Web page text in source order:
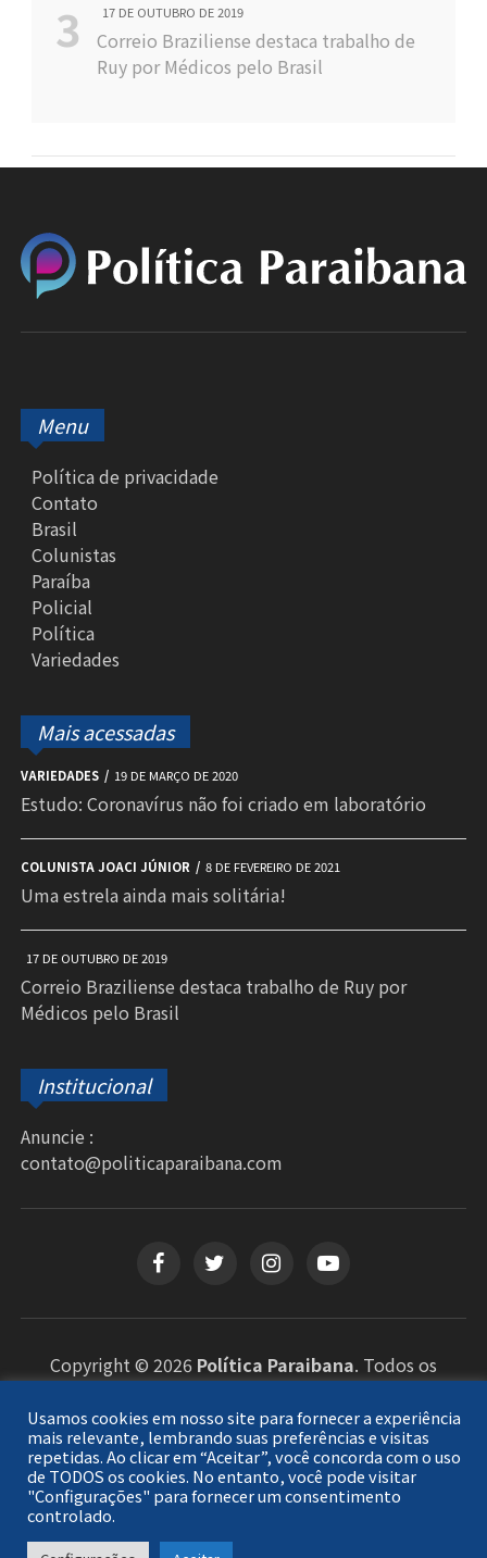
17 DE OUTUBRO DE 2019
Correio Braziliense destaca trabalho de
Ruy por Médicos pelo Brasil
Menu
Política de privacidade
Contato
Brasil
Colunistas
Paraíba
Policial
Política
Variedades
Mais acessadas
VARIEDADES 19 DE MARÇO DE 2020
Estudo: Coronavírus não foi criado em laboratório
COLUNISTA JOACI JÚNIOR 8 DE FEVEREIRO DE 2021
Uma estrela ainda mais solitária!
17 DE OUTUBRO DE 2019
Correio Braziliense destaca trabalho de Ruy por
Médicos pelo Brasil
Institucional
Anuncie :
contato@politicaparaibana.com
Copyright © 2026 Política Paraibana. Todos os
direitos reservados.
Usamos cookies em nosso site para fornecer a experiência
mais relevante, lembrando suas preferências e visitas
repetidas. Ao clicar em “Aceitar”, você concorda com o uso
de TODOS os cookies. No entanto, você pode visitar
"Configurações" para fornecer um consentimento
controlado.